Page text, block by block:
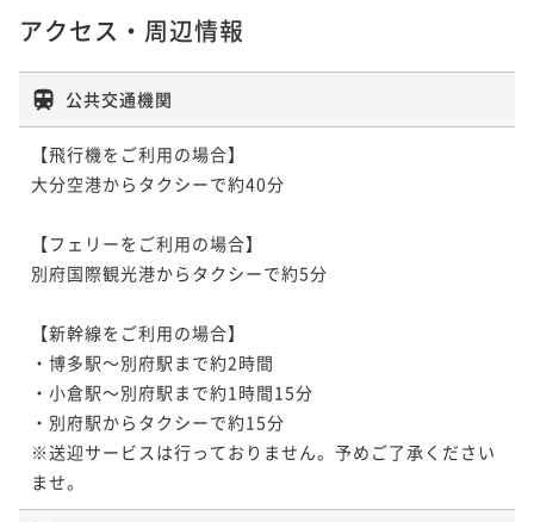
アクセス・周辺情報
公共交通機関
【飛行機をご利用の場合】
大分空港からタクシーで約40分
【フェリーをご利用の場合】
別府国際観光港からタクシーで約5分
【新幹線をご利用の場合】
・博多駅～別府駅まで約2時間
・小倉駅～別府駅まで約1時間15分
・別府駅からタクシーで約15分
※送迎サービスは行っておりません。予めご了承ください
ませ。